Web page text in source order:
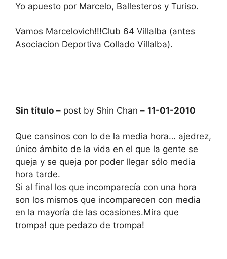
Yo apuesto por Marcelo, Ballesteros y Turiso.
Vamos Marcelovich!!!Club 64 Villalba (antes
Asociacion Deportiva Collado Villalba).
Sin título – post by Shin Chan – 11-01-2010
Que cansinos con lo de la media hora… ajedrez,
único ámbito de la vida en el que la gente se
queja y se queja por poder llegar sólo media
hora tarde.
Si al final los que incomparecía con una hora
son los mismos que incomparecen con media
en la mayoría de las ocasiones.Mira que
trompa! que pedazo de trompa!